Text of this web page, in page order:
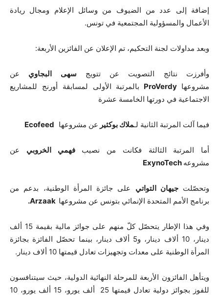
إضافة إلى عدد من الضيوف من وسائل الإعلام ومجال ريادة
الأعمال والمسؤولية المجتمعية في تونس.
وبعد مداولات لجنة التحكيم، تم الإعلان عن الفائزين الأربعة:
وأفرزت نتائج التصويت عن تتويج سهى البجاوي عن
مشروعها
بالمرتبة الأولى لمسابقة أورنج للمشاريع
الاجتماعية في دورتها الخامسة عشرة
فيما آلت المرتبة الثانية لـملاك بوكثير عن مشروعها
أما المرتبة الثالثة فكانت من نصيبفهمي الخروبي عن
مشروعه
وتحصّلتجيهان التواتي على جائزة المرأة الوطنية، بدعم من
برنامج الأمم المتحدة الإنمائي بتونس عن مشروعها
وفي هذا الإطار يتحصّل كلّ منهم على جوائز مالية بقيمة 15 ألف
دينار، 10 ألاف دينار، و5 ألاف دينار، بينما تحصّل الفائزة بجائزة
المرأة الوطنية على معدات وتجهيزات تعادل قيمتها 10 ألاف دينار.
ويتأهل الفائزون الأربعة للمرحلة النهائية الدولية، حيث سيتنافسون
للفوز بجوائز دولية تعادل قيمتها 25 ألف يورو، 15 ألف يورو، 10